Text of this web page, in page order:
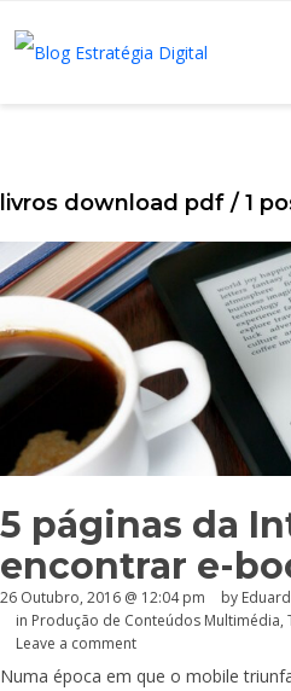
livros download pdf / 1
5 páginas da
encontrar e-
26 Outubro, 2016 @ 12:04 pm by
in Produção de Conteúdos Multimédia,
Leave a comment
Numa época em que o mobile